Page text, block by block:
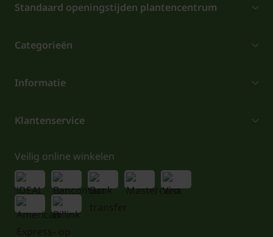
Standaard openingstijden plantencentrum
Categorieën
Informatie
Klantenservice
Veilig online winkelen